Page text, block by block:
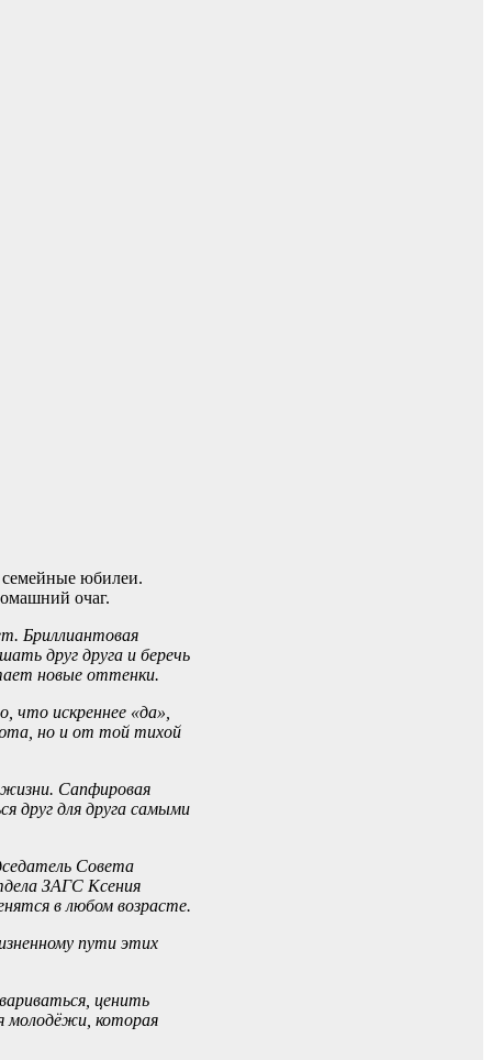
юбилеи.
очаг.
Бриллиантовая
друг друга и беречь
новые оттенки.
что искреннее «да»,
но и от той тихой
Сапфировая
друг для друга самыми
Совета
ЗАГС Ксения
в любом возрасте.
пути этих
ценить
молодёжи, которая